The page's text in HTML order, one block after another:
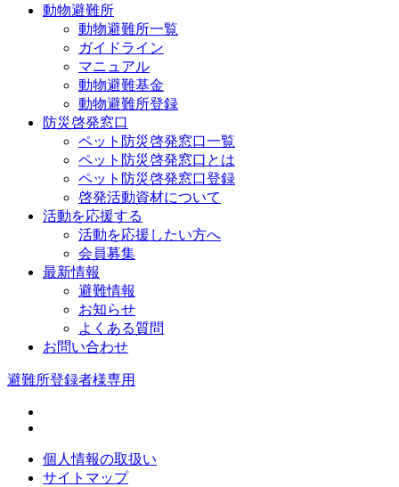
動物避難所
動物避難所一覧
ガイドライン
マニュアル
動物避難基金
動物避難所登録
防災啓発窓口
ペット防災啓発窓口一覧
ペット防災啓発窓口とは
ペット防災啓発窓口登録
啓発活動資材について
活動を応援する
活動を応援したい方へ
会員募集
最新情報
避難情報
お知らせ
よくある質問
お問い合わせ
避難所登録者様専用
個人情報の取扱い
サイトマップ